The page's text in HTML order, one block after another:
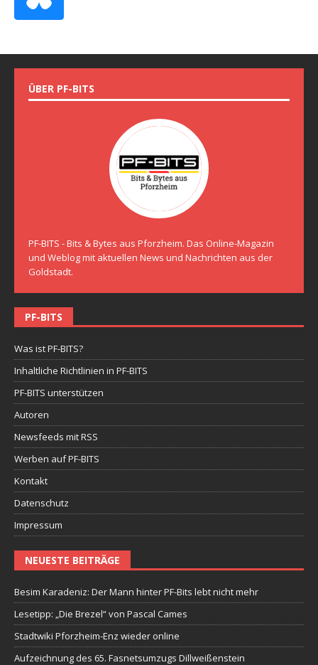
ÜBER PF-BITS
PF-BITS - Bits & Bytes aus Pforzheim. Das Online-Magazin
und Weblog mit aktuellen News und Nachrichten aus der
Goldstadt.
PF-BITS
Was ist PF-BITS?
Inhaltliche Richtlinien in PF-BITS
PF-BITS unterstützen
Autoren
Newsfeeds mit RSS
Werben auf PF-BITS
Kontakt
Datenschutz
Impressum
NEUESTE BEITRÄGE
Besim Karadeniz: Der Mann hinter PF-Bits lebt nicht mehr
Lesetipp: „Die Brezel“ von Pascal Cames
Stadtwiki Pforzheim-Enz wieder online
Aufzeichnung des 65. Fasnetsumzugs Dillweißenstein